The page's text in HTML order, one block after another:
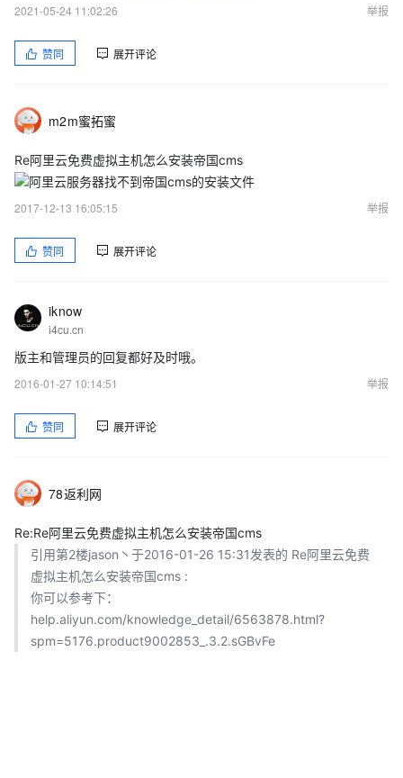
2021-05-24 11:02:26
举报
赞同 展开评论
m2m蜜拓蜜
Re阿里云免费虚拟主机怎么安装帝国cms
阿里云服务器找不到帝国cms的安装文件
2017-12-13 16:05:15
举报
赞同 展开评论
iknow
i4cu.cn
版主和管理员的回复都好及时哦。
2016-01-27 10:14:51
举报
赞同 展开评论
78返利网
Re:Re阿里云免费虚拟主机怎么安装帝国cms
引用第2楼jason丶于2016-01-26 15:31发表的 Re阿里云免费
虚拟主机怎么安装帝国cms :
你可以参考下：
help.aliyun.com/knowledge_detail/6563878.html?
spm=5176.product9002853_.3.2.sGBvFe